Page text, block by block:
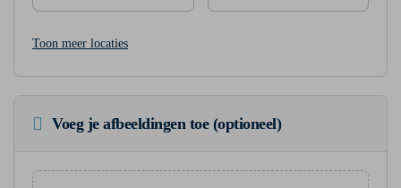
Toon meer locaties
Voeg je afbeeldingen toe (optioneel)